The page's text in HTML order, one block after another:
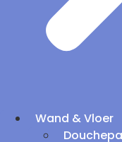
Wand & Vloer